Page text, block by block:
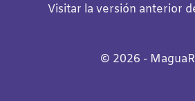
Visitar la versión anterior
©️ 2026 -